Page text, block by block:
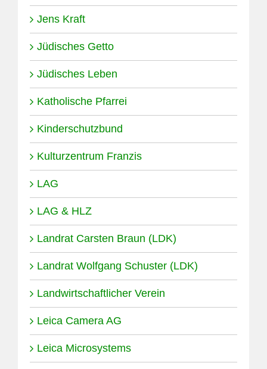
Jens Kraft
Jüdisches Getto
Jüdisches Leben
Katholische Pfarrei
Kinderschutzbund
Kulturzentrum Franzis
LAG
LAG & HLZ
Landrat Carsten Braun (LDK)
Landrat Wolfgang Schuster (LDK)
Landwirtschaftlicher Verein
Leica Camera AG
Leica Microsystems